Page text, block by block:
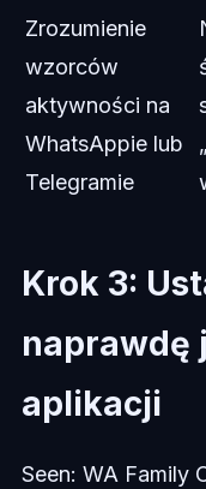
Zrozumienie
wzorców
aktywności na
WhatsAppie lub
Telegramie
Krok 3:
naprawdę
aplikacji
Seen: WA Family